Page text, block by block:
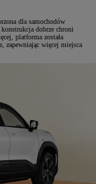
dla samochodów
dobrze chroni
platforma została
zapewniając więcej miejsca